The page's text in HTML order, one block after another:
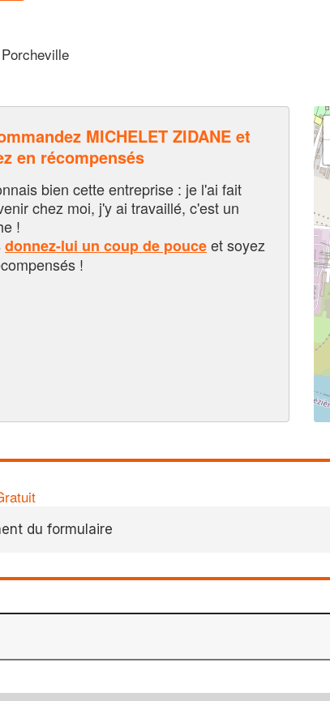
MICHELET ZIDANE et
en récompensés
bien cette entreprise : je l'ai fait
chez moi, j'y ai travaillé, c'est un
!
donnez-lui un coup de pouceet soyez
!
du formulaire